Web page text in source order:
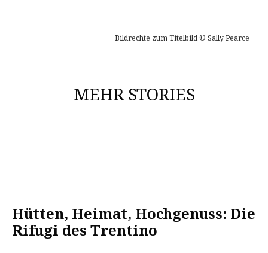
Bildrechte zum Titelbild © Sally Pearce
MEHR STORIES
Hütten, Heimat, Hochgenuss: Die
Rifugi des Trentino